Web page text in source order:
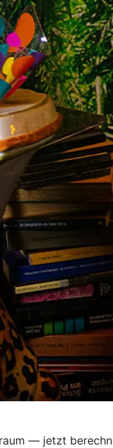
— jetzt